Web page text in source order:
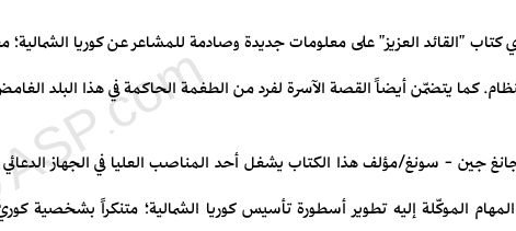
كتاب "القائد العزيز" على معلومات جديدة وصادمة للمشاعر عن كوريا
كما يتضمّن أيضاً القصة الآسرة لفرد من الطغمة الحاكمة في هذا البلد
جين - سونغ/مؤلف هذا الكتاب يشغل أحد المناصب العليا في الجهاز الدعائي
الموكّلة إليه تطوير أسطورة تأسيس كوريا الشمالية؛ متنكراً بشخصية